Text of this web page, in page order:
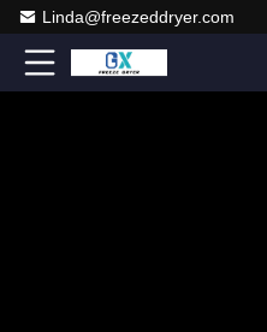
Linda@freezeddryer.com